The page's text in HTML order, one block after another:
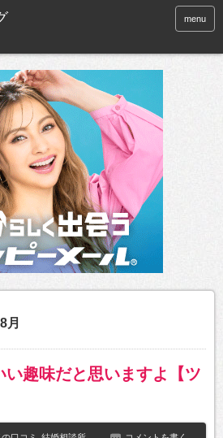
menu
月
い趣味だと思いますよ【ツ